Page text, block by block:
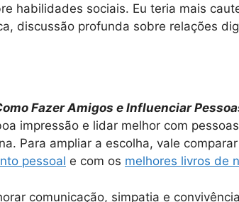
habilidades sociais. Eu teria mais
discussão profunda sobre relações
Fazer Amigos e Influenciar
impressão e lidar melhor com
Para ampliar a escolha, vale
pessoal e com os melhores livros de
comunicação, simpatia e